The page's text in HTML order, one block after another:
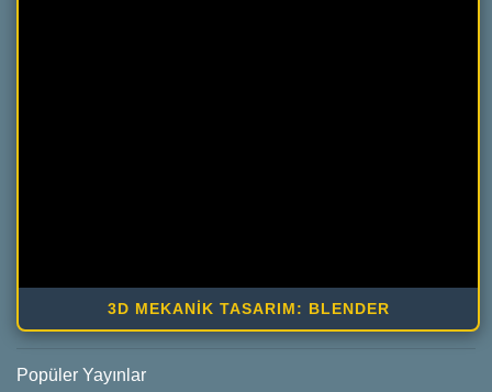
3D MEKANİK TASARIM: BLENDER
Popüler Yayınlar